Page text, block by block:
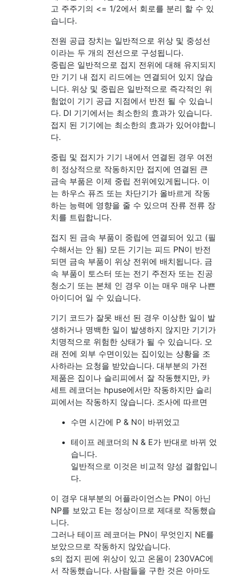
고 주주기의 <= 1/2에서 회로를 분리 할 수 ​​있
습니다.
전원 공급 장치는 일반적으로 위상 및 중성선
이라는 두 개의 전선으로 구성됩니다.
중립은 일반적으로 접지 전위에 대해 유지되지
만 기기 내 접지 리드에는 연결되어 있지 않습
니다. 위상 및 중립은 일반적으로 즉각적인 위
험없이 기기 공급 지점에서 반전 될 수 있습니
다. DI 기기에서는 최소한의 효과가 있습니다.
접지 된 기기에는 최소한의 효과가 있어야합니
다.
중립 및 접지가 기기 내에서 연결된 경우 여전
히 정상적으로 작동하지만 접지에 연결된 큰
금속 부품은 이제 중립 전위에있게됩니다. 이
는 하우스 퓨즈 또는 차단기가 올바르게 작동
하는 능력에 영향을 줄 수 있으며 잔류 전류 장
치를 트립합니다.
접지 된 금속 부품이 중립에 연결되어 있고 (필
수해서는 안 됨) 모든 기기는 피드 PN이 반전
되면 금속 부품이 위상 전위에 배치됩니다. 금
속 부품이 토스터 또는 전기 주전자 또는 진공
청소기 또는 본체 인 경우 이는 매우 매우 나쁜
아이디어 일 수 있습니다.
기기 코드가 잘못 배선 된 경우 이상한 일이 발
생하거나 명백한 일이 발생하지 않지만 기기가
치명적으로 위험한 상태가 될 수 있습니다. 오
래 전에 외부 수면이있는 집이있는 상황을 조
사하라는 요청을 받았습니다. 대부분의 가전
제품은 집이나 슬리피에서 잘 작동했지만, 카
세트 레코더는 hpuse에서만 작동하지만 슬리
피에서는 작동하지 않습니다. 조사에 따르면
수면 시간에 P & N이 바뀌었고
테이프 레코더의 N & E가 반대로 바뀌 었
습니다.
일반적으로 이것은 비교적 양성 결함입니
다.
이 경우 대부분의 어플라이언스는 PN이 아닌
NP를 보았고 E는 정상이므로 제대로 작동했습
니다.
그러나 테이프 레코더는 PN이 무엇인지 NE를
보았으므로 작동하지 않았습니다.
s의 접지 핀에 위상이 있고 온몸이 230VAC에
서 작동했습니다. 사람들을 구한 것은 아마도